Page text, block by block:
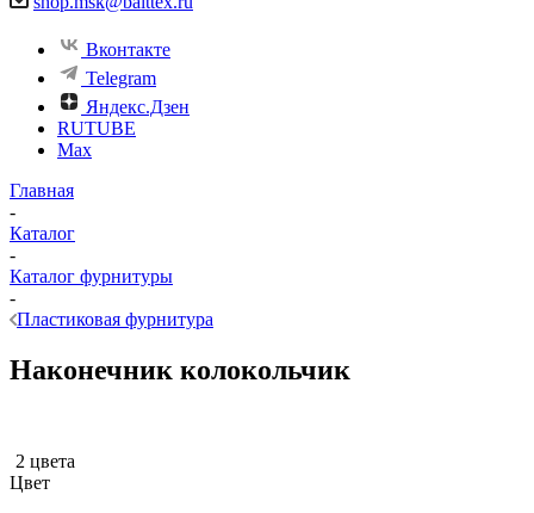
Вконтакте
Telegram
Яндекс.Дзен
RUTUBE
Max
Главная
-
Каталог
-
Каталог фурнитуры
-
Пластиковая фурнитура
Наконечник колокольчик
2 цвета
Цвет